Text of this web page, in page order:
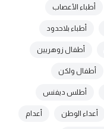
أطباء الأعصاب
أطباء بلاحدود
أطفال زوهريين
أطفال ولكن
أطلس ديفنس
أعداء الوطن أعدام